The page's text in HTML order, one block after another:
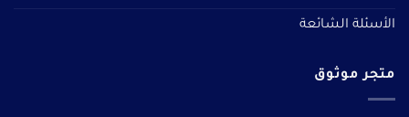
الأسئلة الشائعة
متجر موثوق